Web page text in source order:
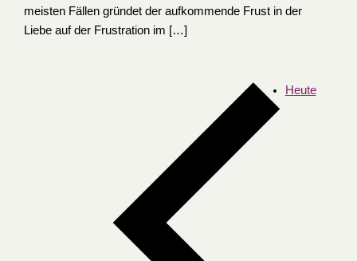
meisten Fällen gründet der aufkommende Frust in der
Liebe auf der Frustration im […]
Heute